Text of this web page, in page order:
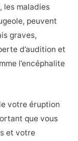
les maladies
peuvent
graves,
d’audition et
l’encéphalite
votre éruption
que vous
et votre